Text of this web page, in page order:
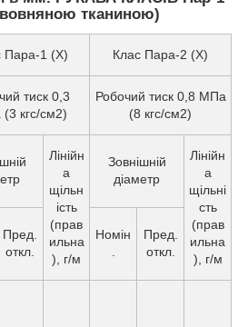
тканиною)
Пара-1 (X) Клас Пара-2 (X)
тиск 0,3
кгс/см2)
Робочий тиск 0,8 МПа
(8 кгс/см2)
Лінійн
а
щільн
ість
(прав
ильна
), г/м
Зовнішній
діаметр
Лінійн
а
щільні
сть
(прав
ильна
), г/м
Пред.
откл.
Номін
Пред.
откл.